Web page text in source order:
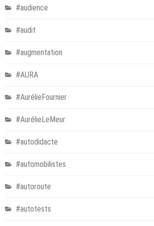
#audience
#audit
#augmentation
#AURA
#AurélieFournier
#AurélieLeMeur
#autodidacte
#automobilistes
#autoroute
#autotests